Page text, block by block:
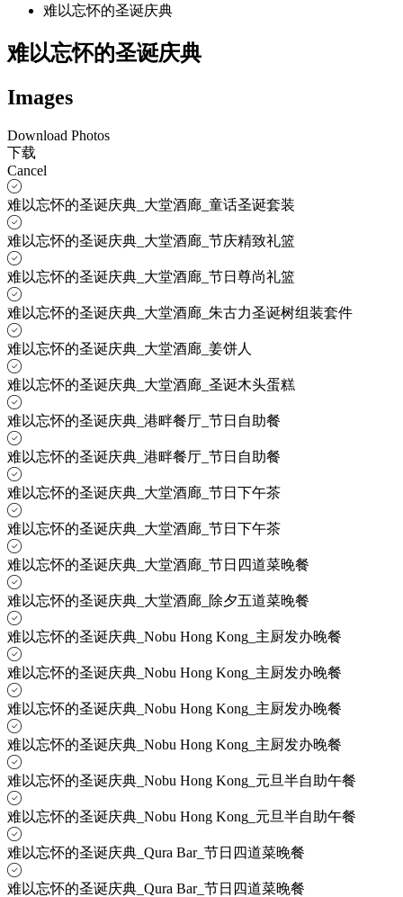
难以忘怀的圣诞庆典
难以忘怀的圣诞庆典
Images
Download Photos
下载
Cancel
难以忘怀的圣诞庆典_大堂酒廊_童话圣诞套装
难以忘怀的圣诞庆典_大堂酒廊_节庆精致礼篮
难以忘怀的圣诞庆典_大堂酒廊_节日尊尚礼篮
难以忘怀的圣诞庆典_大堂酒廊_朱古力圣诞树组装套件
难以忘怀的圣诞庆典_大堂酒廊_姜饼人
难以忘怀的圣诞庆典_大堂酒廊_圣诞木头蛋糕
难以忘怀的圣诞庆典_港畔餐厅_节日自助餐
难以忘怀的圣诞庆典_港畔餐厅_节日自助餐
难以忘怀的圣诞庆典_大堂酒廊_节日下午茶
难以忘怀的圣诞庆典_大堂酒廊_节日下午茶
难以忘怀的圣诞庆典_大堂酒廊_节日四道菜晚餐
难以忘怀的圣诞庆典_大堂酒廊_除夕五道菜晚餐
难以忘怀的圣诞庆典_Nobu Hong Kong_主厨发办晚餐
难以忘怀的圣诞庆典_Nobu Hong Kong_主厨发办晚餐
难以忘怀的圣诞庆典_Nobu Hong Kong_主厨发办晚餐
难以忘怀的圣诞庆典_Nobu Hong Kong_主厨发办晚餐
难以忘怀的圣诞庆典_Nobu Hong Kong_元旦半自助午餐
难以忘怀的圣诞庆典_Nobu Hong Kong_元旦半自助午餐
难以忘怀的圣诞庆典_Qura Bar_节日四道菜晚餐
难以忘怀的圣诞庆典_Qura Bar_节日四道菜晚餐